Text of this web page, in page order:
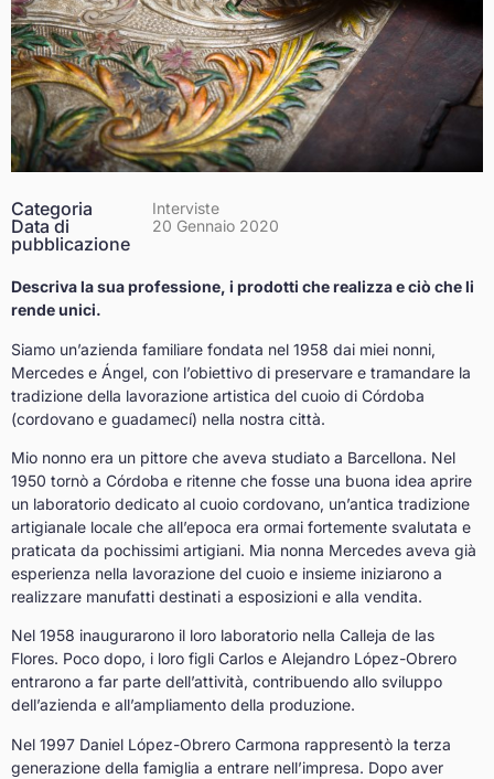
Categoria Interviste
Data di
pubblicazione
20 Gennaio 2020
Descriva la sua professione, i prodotti che realizza e ciò che li
rende unici.
Siamo un’azienda familiare fondata nel 1958 dai miei nonni,
Mercedes e Ángel, con l’obiettivo di preservare e tramandare la
tradizione della lavorazione artistica del cuoio di Córdoba
(cordovano e guadamecí) nella nostra città.
Mio nonno era un pittore che aveva studiato a Barcellona. Nel
1950 tornò a Córdoba e ritenne che fosse una buona idea aprire
un laboratorio dedicato al cuoio cordovano, un’antica tradizione
artigianale locale che all’epoca era ormai fortemente svalutata e
praticata da pochissimi artigiani. Mia nonna Mercedes aveva già
esperienza nella lavorazione del cuoio e insieme iniziarono a
realizzare manufatti destinati a esposizioni e alla vendita.
Nel 1958 inaugurarono il loro laboratorio nella Calleja de las
Flores. Poco dopo, i loro figli Carlos e Alejandro López-Obrero
entrarono a far parte dell’attività, contribuendo allo sviluppo
dell’azienda e all’ampliamento della produzione.
Nel 1997 Daniel López-Obrero Carmona rappresentò la terza
generazione della famiglia a entrare nell’impresa. Dopo aver